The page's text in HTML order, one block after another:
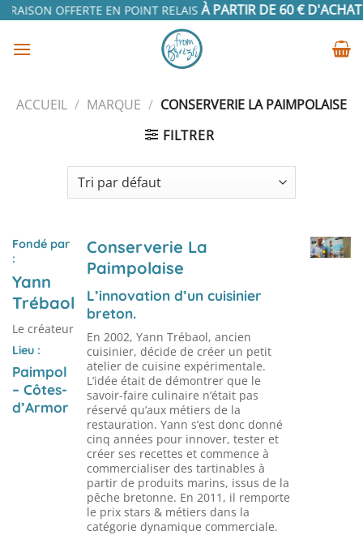
Passer
contenu
OFFERTE EN POINT RELAISÀ PARTIR DE 60 € D'ACHAT
ACCUEIL / MARQUE / CONSERVERIE LA PAIMPOLAISE
FILTRER
Fondé par
:
Yann
Trébaol
Le créateur
Lieu :
Paimpol
– Côtes-
d’Armor
Conserverie La
Paimpolaise
L’innovation d’un cuisinier
breton.
En 2002, Yann Trébaol, ancien
cuisinier, décide de créer un petit
atelier de cuisine expérimentale.
L’idée était de démontrer que le
savoir-faire culinaire n’était pas
réservé qu’aux métiers de la
restauration. Yann s’est donc donné
cinq années pour innover, tester et
créer ses recettes et commence à
commercialiser des tartinables à
partir de produits marins, issus de la
pêche bretonne. En 2011, il remporte
le prix stars & métiers dans la
catégorie dynamique commerciale.